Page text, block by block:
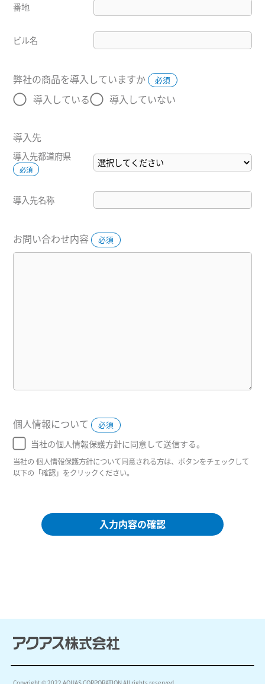
番地
ビル名
弊社の商品を導入していますか 必須
導入している 導入していない
導入先
導入先都道府県
必須
導入先名称
お問い合わせ内容 必須
個人情報について 必須
当社の個人情報保護方針に同意して送信する。
当社の 個人情報保護方針について同意される方は、ボタンをチェックして
以下の「確認」をクリックください。
入力内容の確認